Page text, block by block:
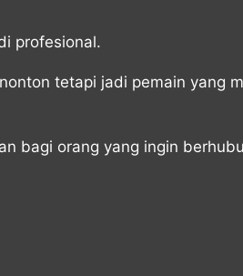
profesional.
tetapi jadi pemain yang
bagi orang yang ingin